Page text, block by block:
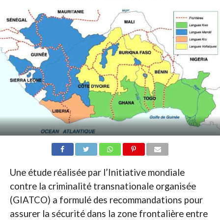
Une étude réalisée par l’Initiative mondiale
contre la criminalité transnationale organisée
(GIATCO) a formulé des recommandations pour
assurer la sécurité dans la zone frontalière entre